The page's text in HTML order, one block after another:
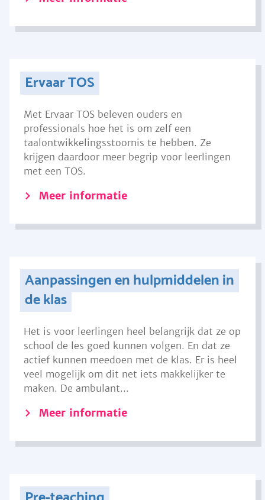
Ervaar TOS
Met Ervaar TOS beleven ouders en
professionals hoe het is om zelf een
taalontwikkelingsstoornis te hebben. Ze
krijgen daardoor meer begrip voor leerlingen
met een TOS.
Meer informatie
Aanpassingen en hulpmiddelen in
de klas
Het is voor leerlingen heel belangrijk dat ze op
school de les goed kunnen volgen. En dat ze
actief kunnen meedoen met de klas. Er is heel
veel mogelijk om dit net iets makkelijker te
maken. De ambulant...
Meer informatie